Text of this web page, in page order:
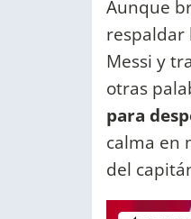
Aunque
respaldar
Messi y
otras
para
calma en
del